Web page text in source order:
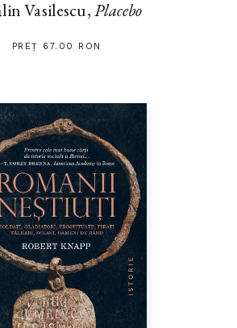
Vasilescu,Placebo
PREȚ 67.00 RON